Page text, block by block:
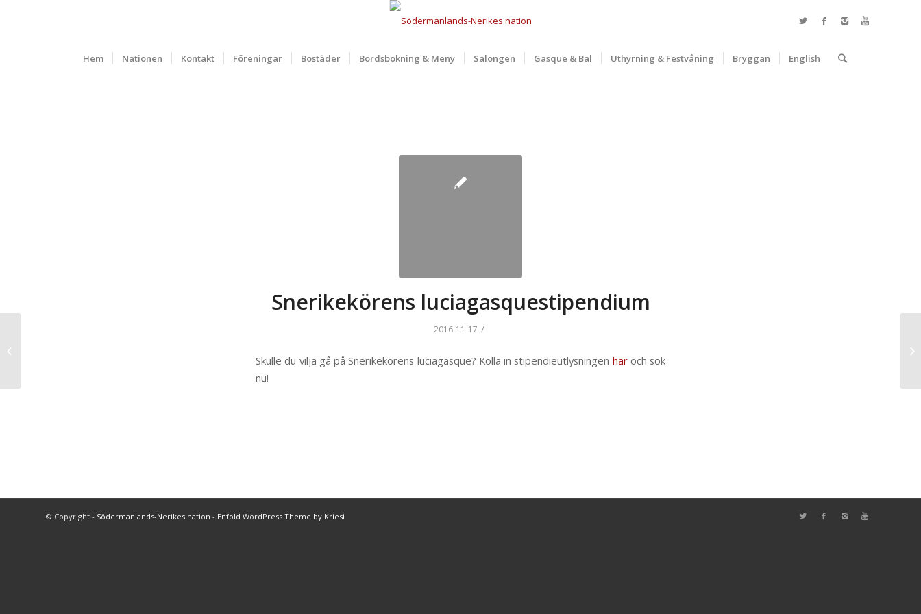
Hem Nationen Kontakt Föreningar Bostäder Bordsbokning & Meny Salongen Gasque & Bal Uthyrning & Festvåning Bryggan English
Snerikekörens luciagasquestipendium
2016-11-17 /
Skulle du vilja gå på Snerikekörens luciagasque? Kolla in stipendieutlysningen häroch sök
nu!
© Copyright - Södermanlands-Nerikes nation - Enfold WordPress Theme by Kriesi